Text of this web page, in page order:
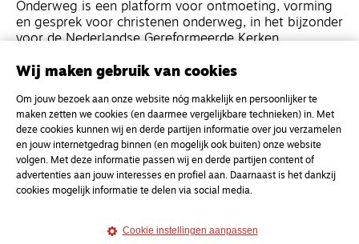
Onderweg is een platform voor ontmoeting, vorming
en gesprek voor christenen onderweg, in het bijzonder
voor de Nederlandse Gereformeerde Kerken.
Magazine
Onderweg
Kvk-nummer 33277063
NL46 INGB 0117 5827 86
info@onderwegonline.nl
Wij maken gebruik van cookies
Om jouw bezoek aan onze website nóg makkelijk en persoonlijker te
maken zetten we cookies (en daarmee vergelijkbare technieken) in. Met
deze cookies kunnen wij en derde partijen informatie over jou verzamelen
en jouw internetgedrag binnen (en mogelijk ook buiten) onze website
volgen. Met deze informatie passen wij en derde partijen content of
advertenties aan jouw interesses en profiel aan. Daarnaast is het dankzij
cookies mogelijk informatie te delen via social media.
Cookie instellingen aanpassen